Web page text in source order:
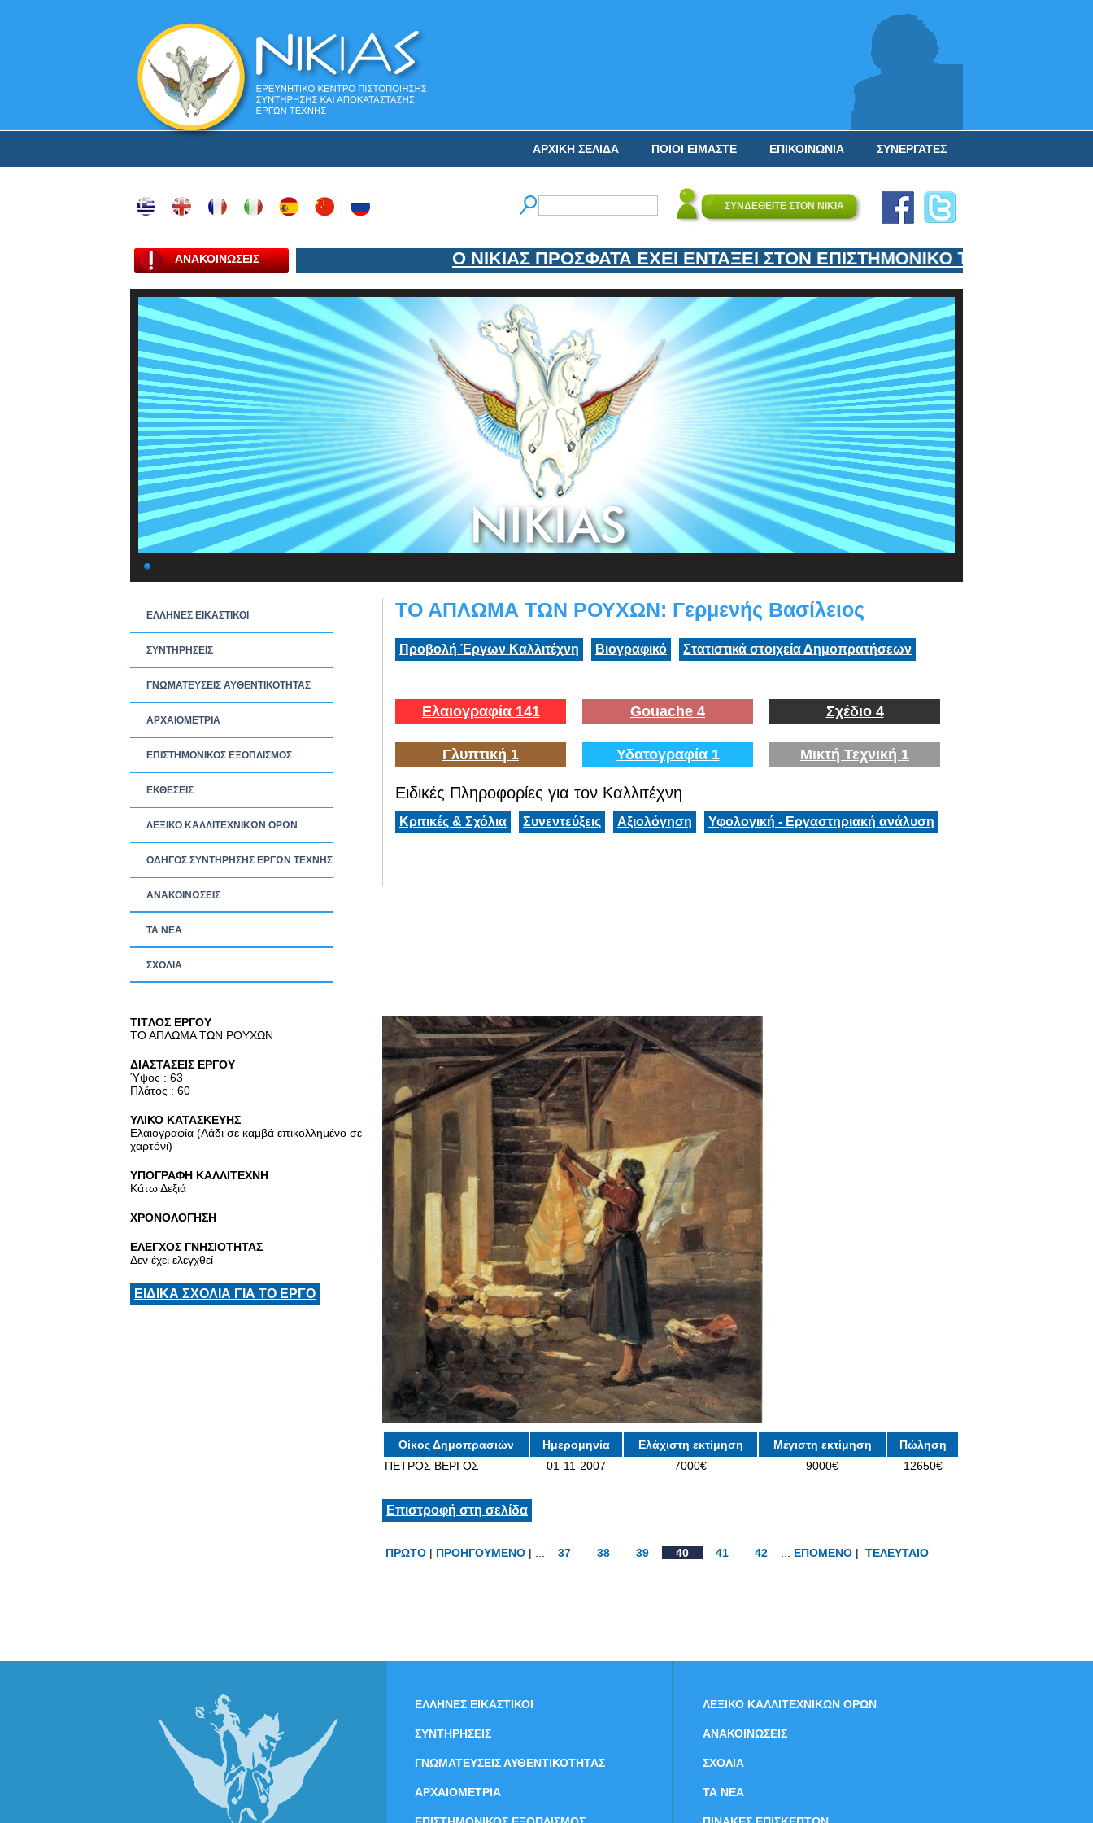
ΣΥΝΕΡΓΑΤΕΣ
ΕΠΙΚΟΙΝΩΝΙΑ
ΠΟΙΟΙ ΕΙΜΑΣΤΕ
ΑΡΧΙΚΗ ΣΕΛΙΔΑ
ΣΥΝΔΕΘΕΙΤΕ ΣΤΟΝ ΝΙΚΙΑ
ΑΝΑΚΟΙΝΩΣΕΙΣ Ο ΝΙΚΙΑΣ ΠΡΟΣΦΑΤΑ ΕΧΕΙ ΕΝΤΑΞΕΙ ΣΤΟΝ ΕΠΙΣΤΗΜΟΝΙΚΟ ΤΟΥ ΕΞΟΠΛΙΣΜΟ
ΕΛΛΗΝΕΣ ΕΙΚΑΣΤΙΚΟΙ
ΣΥΝΤΗΡΗΣΕΙΣ
ΓΝΩΜΑΤΕΥΣΕΙΣ ΑΥΘΕΝΤΙΚΟΤΗΤΑΣ
ΑΡΧΑΙΟΜΕΤΡΙΑ
ΕΠΙΣΤΗΜΟΝΙΚΟΣ ΕΞΟΠΛΙΣΜΟΣ
ΕΚΘΕΣΕΙΣ
ΛΕΞΙΚΟ ΚΑΛΛΙΤΕΧΝΙΚΩΝ ΟΡΩΝ
ΟΔΗΓΟΣ ΣΥΝΤΗΡΗΣΗΣ ΕΡΓΩΝ ΤΕΧΝΗΣ
ΑΝΑΚΟΙΝΩΣΕΙΣ
ΤΑ ΝEΑ
ΣΧΟΛΙΑ
ΤΟ ΑΠΛΩΜΑ ΤΩΝ ΡΟΥΧΩΝ: Γερμενής Βασίλειος
Προβολή Έργων Καλλιτέχνη Βιογραφικό Στατιστικά στοιχεία Δημοπρατήσεων
Ελαιογραφία 141 Gouache 4 Σχέδιο 4
Γλυπτική 1 Υδατογραφία 1 Μικτή Τεχνική 1
Ειδικές Πληροφορίες για τον Καλλιτέχνη
Κριτικές & Σχόλια Συνεντεύξεις Αξιολόγηση Υφολογική - Εργαστηριακή ανάλυση
TITΛΟΣ ΕΡΓΟΥ
ΤΟ ΑΠΛΩΜΑ ΤΩΝ ΡΟΥΧΩΝ
ΔΙΑΣΤΑΣΕΙΣ ΕΡΓΟΥ
Ύψος : 63
Πλάτος : 60
ΥΛΙΚΟ ΚΑΤΑΣΚΕΥΗΣ
Ελαιογραφία (Λάδι σε καμβά επικολλημένο σε
χαρτόνι)
ΥΠΟΓΡΑΦΗ ΚΑΛΛΙΤΕΧΝΗ
Κάτω Δεξιά
ΧΡΟΝΟΛΟΓΗΣΗ
ΕΛΕΓΧΟΣ ΓΝΗΣΙΟΤΗΤΑΣ
Δεν έχει ελεγχθεί
ΕΙΔΙΚΑ ΣΧΟΛΙΑ ΓΙΑ ΤΟ ΕΡΓΟ
Οίκος Δημοπρασιών Ημερομηνία Ελάχιστη εκτίμηση Μέγιστη εκτίμηση
Πώληση
ΠΕΤΡΟΣ ΒΕΡΓΟΣ
01-11-2007 7000€ 9000€ 12650€
Επιστροφή στη σελίδα
ΠΡΩΤΟ | ΠΡΟΗΓΟΥΜΕΝΟ | ... 37 38 39 40 41 42 ΕΠΟΜΕΝΟ | ΤΕΛΕΥΤΑΙΟ
ΕΛΛΗΝΕΣ ΕΙΚΑΣΤΙΚΟΙ
ΣΥΝΤΗΡΗΣΕΙΣ
ΓΝΩΜΑΤΕΥΣΕΙΣ ΑΥΘΕΝΤΙΚΟΤΗΤΑΣ
ΑΡΧΑΙΟΜΕΤΡΙΑ
ΛΕΞΙΚΟ ΚΑΛΛΙΤΕΧΝΙΚΩΝ ΟΡΩΝ
ΑΝΑΚΟΙΝΩΣΕΙΣ
ΣΧΟΛΙΑ
ΤΑ ΝEΑ